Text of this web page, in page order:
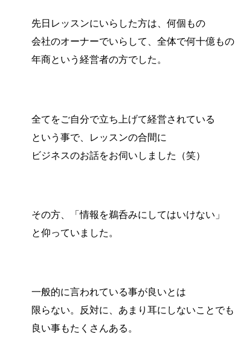
先日レッスンにいらした方は、何個もの
会社のオーナーでいらして、全体で何十億もの
年商という経営者の方でした。
全てをご自分で立ち上げて経営されている
という事で、レッスンの合間に
ビジネスのお話をお伺いしました（笑）
その方、「情報を鵜呑みにしてはいけない」
と仰っていました。
一般的に言われている事が良いとは
限らない。反対に、あまり耳にしないことでも
良い事もたくさんある。